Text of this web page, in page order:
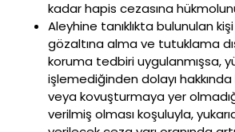
kadar hapis cezasına
Aleyhine tanıklıkta bulunulan
gözaltına alma ve tutuklama
koruma tedbiri uygulanmışsa,
işlemediğinden dolayı
veya kovuşturmaya yer
verilmiş olması koşuluyla,